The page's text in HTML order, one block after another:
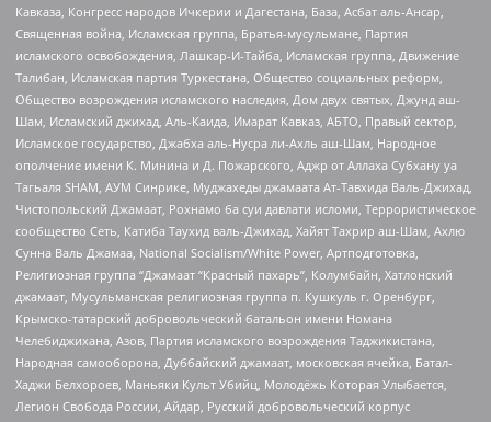
Кавказа, Конгресс народов Ичкерии и Дагестана, База, Асбат аль-Ансар,
Священная война, Исламская группа, Братья-мусульмане, Партия
исламского освобождения, Лашкар-И-Тайба, Исламская группа, Движение
Талибан, Исламская партия Туркестана, Общество социальных реформ,
Общество возрождения исламского наследия, Дом двух святых, Джунд аш-
Шам, Исламский джихад, Аль-Каида, Имарат Кавказ, АБТО, Правый сектор,
Исламское государство, Джабха аль-Нусра ли-Ахль аш-Шам, Народное
ополчение имени К. Минина и Д. Пожарского, Аджр от Аллаха Субхану уа
Тагьаля SHAM, АУМ Синрике, Муджахеды джамаата Ат-Тавхида Валь-Джихад,
Чистопольский Джамаат, Рохнамо ба суи давлати исломи, Террористическое
сообщество Сеть, Катиба Таухид валь-Джихад, Хайят Тахрир аш-Шам, Ахлю
Сунна Валь Джамаа, National Socialism/White Power, Артподготовка,
Религиозная группа “Джамаат “Красный пахарь”, Колумбайн, Хатлонский
джамаат, Мусульманская религиозная группа п. Кушкуль г. Оренбург,
Крымско-татарский добровольческий батальон имени Номана
Челебиджихана, Азов, Партия исламского возрождения Таджикистана,
Народная самооборона, Дуббайский джамаат, московская ячейка, Батал-
Хаджи Белхороев, Маньяки Культ Убийц, Молодёжь Которая Улыбается,
Легион Свобода России, Айдар, Русский добровольческий корпус